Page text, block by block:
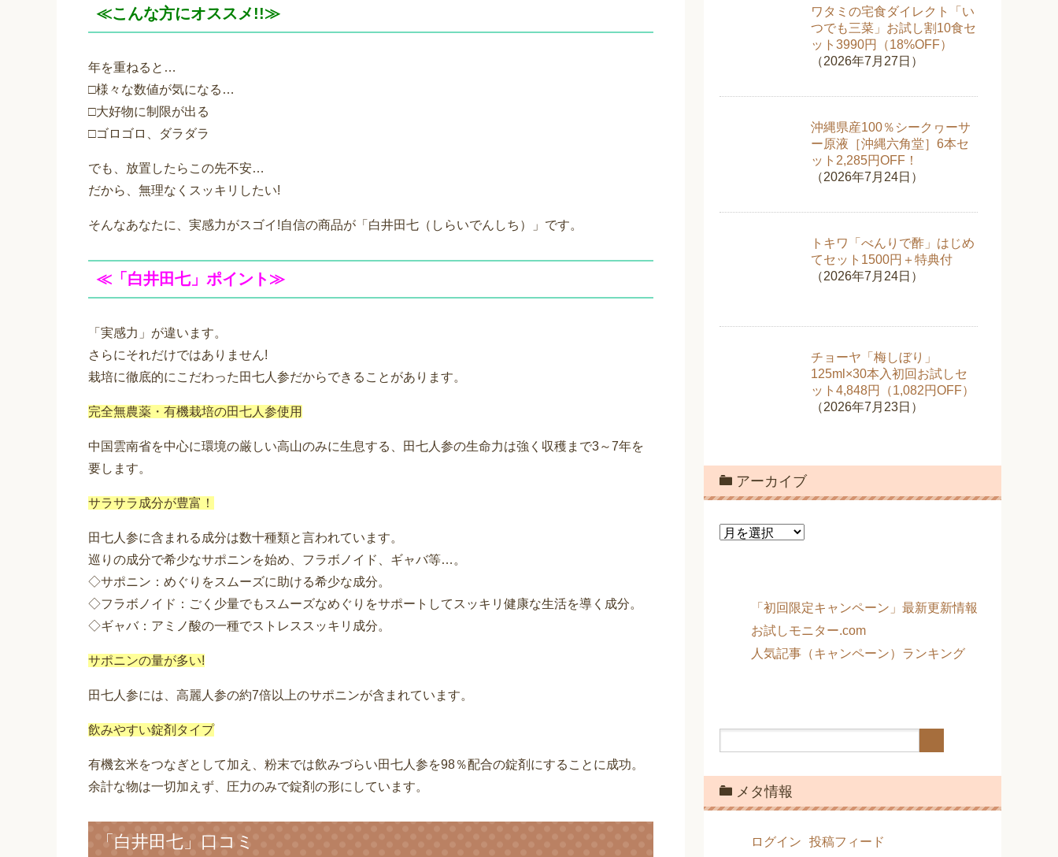
≪こんな方にオススメ!!≫
年を重ねると…
□様々な数値が気になる…
□大好物に制限が出る
□ゴロゴロ、ダラダラ
でも、放置したらこの先不安…
だから、無理なくスッキリしたい!
そんなあなたに、実感力がスゴイ!自信の商品が「白井田七（しらいでんしち）」です。
≪「白井田七」ポイント≫
「実感力」が違います。
さらにそれだけではありません!
栽培に徹底的にこだわった田七人参だからできることがあります。
完全無農薬・有機栽培の田七人参使用
中国雲南省を中心に環境の厳しい高山のみに生息する、田七人参の生命力は強く収穫まで3～7年を
要します。
サラサラ成分が豊富！
田七人参に含まれる成分は数十種類と言われています。
巡りの成分で希少なサポニンを始め、フラボノイド、ギャバ等…。
◇サポニン：めぐりをスムーズに助ける希少な成分。
◇フラボノイド：ごく少量でもスムーズなめぐりをサポートしてスッキリ健康な生活を導く成分。
◇ギャバ：アミノ酸の一種でストレススッキリ成分。
サポニンの量が多い!
田七人参には、高麗人参の約7倍以上のサポニンが含まれています。
飲みやすい錠剤タイプ
有機玄米をつなぎとして加え、粉末では飲みづらい田七人参を98％配合の錠剤にすることに成功。
余計な物は一切加えず、圧力のみで錠剤の形にしています。
「白井田七」口コミ
ワタミの宅食ダイレクト「い
つでも三菜」お試し割10食セ
ット3990円（18%OFF）
（2026年7月27日）
沖縄県産100％シークヮーサ
ー原液［沖縄六角堂］6本セ
ット2,285円OFF！
（2026年7月24日）
トキワ「べんりで酢」はじめ
てセット1500円＋特典付
（2026年7月24日）
チョーヤ「梅しぼり」
125ml×30本入初回お試しセ
ット4,848円（1,082円OFF）
（2026年7月23日）
アーカイブ
ア
「初回限定キャンペーン」最新更新情報
お試しモニター.com
人気記事（キャンペーン）ランキング
メタ情報
ログイン
投稿フィード